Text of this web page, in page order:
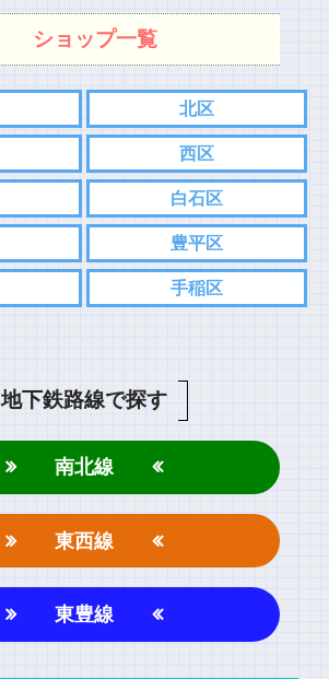
ショップ一覧
北区
西区
白石区
豊平区
手稲区
地下鉄路線で探す
南北線
東西線
東豊線